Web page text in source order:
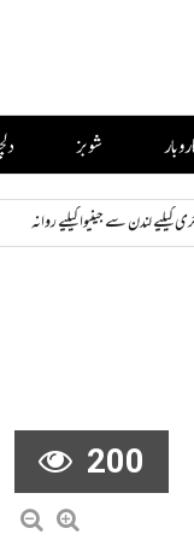
شوبز
جینیوا کیلیے روانہ
200